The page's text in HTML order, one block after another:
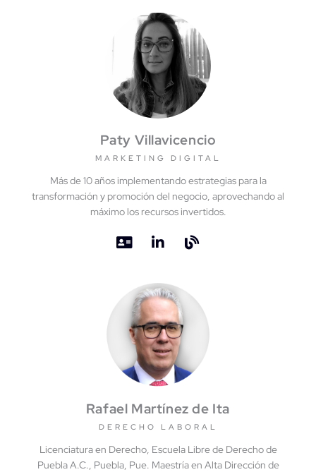
Paty Villavicencio
MARKETING DIGITAL
Más de 10 años implementando estrategias para la
transformación y promoción del negocio, aprovechando al
máximo los recursos invertidos.
Rafael Martínez de Ita
DERECHO LABORAL
Licenciatura en Derecho, Escuela Libre de Derecho de
Puebla A.C., Puebla, Pue. Maestría en Alta Dirección de